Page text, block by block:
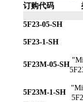
订购代码
5F23-05-SH
5F23-1-SH
5F23M-05-SH
5F23M-1-SH